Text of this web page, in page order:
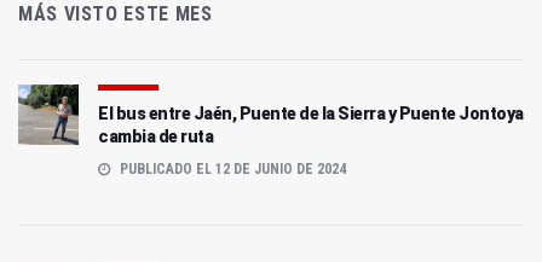
MÁS VISTO ESTE MES
El bus entre Jaén, Puente de la Sierra y Puente Jontoya
cambia de ruta
PUBLICADO EL 12 DE JUNIO DE 2024